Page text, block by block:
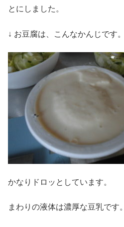
とにしました。
↓ お豆腐は、こんなかんじです。
かなりドロッとしています。
まわりの液体は濃厚な豆乳です。